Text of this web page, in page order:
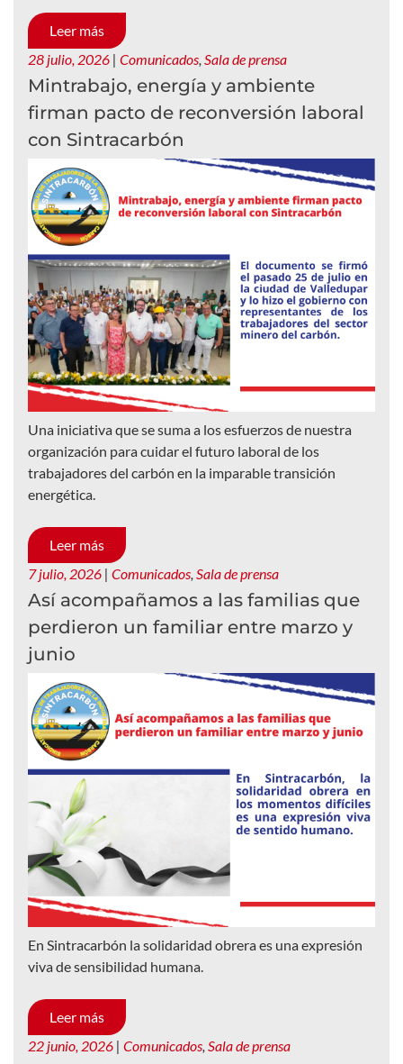
Leer más
28 julio, 2026 | Comunicados Sala de prensa
Mintrabajo, energía y ambiente
firman pacto de reconversión laboral
con Sintracarbón
Una iniciativa que se suma a los esfuerzos de nuestra
organización para cuidar el futuro laboral de los
trabajadores del carbón en la imparable transición
energética.
Leer más
7 julio, 2026 | Comunicados, Sala de prensa
Así acompañamos a las familias que
perdieron un familiar entre marzo y
junio
En Sintracarbón la solidaridad obrera es una expresión
viva de sensibilidad humana.
Leer más
22 junio, 2026 | Comunicados, Sala de prensa